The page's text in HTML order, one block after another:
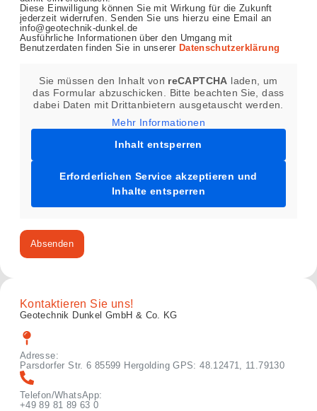
Diese Einwilligung können Sie mit Wirkung für die Zukunft
jederzeit widerrufen. Senden Sie uns hierzu eine Email an
info@geotechnik-dunkel.de
Ausführliche Informationen über den Umgang mit
Benutzerdaten finden Sie in unserer Datenschutzerklärung
Sie müssen den Inhalt von reCAPTCHA laden, um
das Formular abzuschicken. Bitte beachten Sie, dass
dabei Daten mit Drittanbietern ausgetauscht werden.
Mehr Informationen
Inhalt entsperren
Erforderlichen Service akzeptieren und
Inhalte entsperren
Absenden
Kontaktieren Sie uns!
Geotechnik Dunkel GmbH & Co. KG
Adresse:
Parsdorfer Str. 6 85599 Hergolding GPS: 48.12471, 11.79130
Telefon/WhatsApp:
+49 89 81 89 63 0